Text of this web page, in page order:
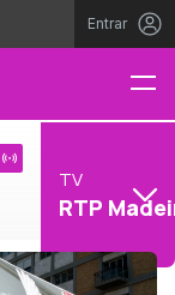
Entrar
TV
RTP